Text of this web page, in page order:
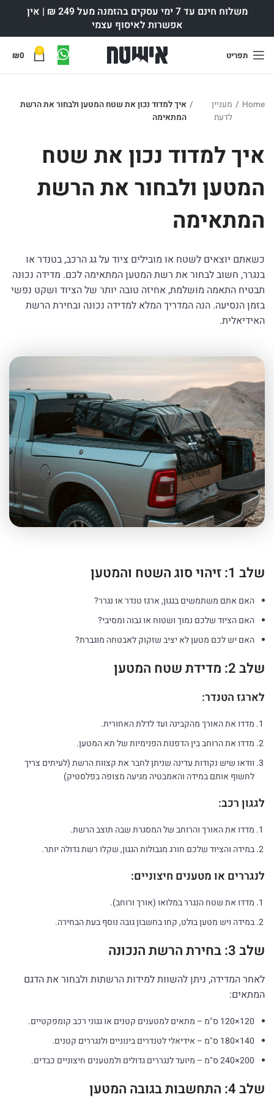
משלוח חינם עד 7 ימי עסקים בהזמנה מעל 249 ₪ | אין
אפשרות לאיסוף עצמי
תפריט 0
₪0
Home
/ מעניין
לדעת
/ איך למדוד נכון את שטח המטען ולבחור את הרשת
המתאימה
איך למדוד נכון את שטח
המטען ולבחור את הרשת
המתאימה
כשאתם יוצאים לשטח או מובילים ציוד על גג הרכב, בטנדר או
בנגרר, חשוב לבחור את רשת המטען המתאימה לכם. מדידה נכונה
תבטיח התאמה מושלמת, אחיזה טובה יותר של הציוד ושקט נפשי
בזמן הנסיעה. הנה המדריך המלא למדידה נכונה ובחירת הרשת
האידיאלית.
שלב 1: זיהוי סוג השטח והמטען
האם אתם משתמשים בגגון, ארגז טנדר או נגרר?
האם הציוד שלכם נמוך ושטוח או גבוה ומסיבי?
האם יש לכם מטען לא יציב שזקוק לאבטחה מוגברת?
שלב 2: מדידת שטח המטען
לארגז הטנדר:
מדדו את האורך מהקבינה ועד לדלת האחורית.
מדדו את הרוחב בין הדפנות הפנימיות של תא המטען.
וודאו שיש נקודות עדינה שניתן לחבר את קצוות הרשת (לעיתים צריך
לחשוף אותם במידה והאמבטיה מגיעה מצופה בפלסטיק)
לגגון רכב:
מדדו את האורך והרוחב של המסגרת שבה תוצב הרשת.
במידה והציוד שלכם חורג מגבולות הגגון, שקלו רשת גדולה יותר.
לנגררים או מטענים חיצוניים:
מדדו את שטח הנגרר במלואו (אורך ורוחב).
במידה ויש מטען בולט, קחו בחשבון גובה נוסף בעת הבחירה.
שלב 3: בחירת הרשת הנכונה
לאחר המדידה, ניתן להשוות למידות הרשתות ולבחור את הדגם
המתאים:
120×120 ס"מ – מתאים למטענים קטנים או גגוני רכב קומפקטיים.
140×180 ס"מ – אידיאלי לטנדרים בינוניים ולנגררים קטנים.
200×240 ס"מ – מיועד לנגררים גדולים ולמטענים חיצוניים כבדים.
שלב 4: התחשבות בגובה המטען